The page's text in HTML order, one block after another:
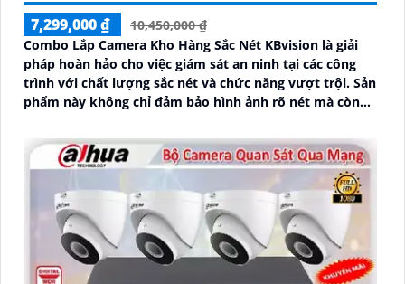
7,299,000 ₫
10,450,000 ₫
Combo Lắp Camera Kho Hàng Sắc Nét KBvision là giải
pháp hoàn hảo cho việc giám sát an ninh tại các công
trình với chất lượng sắc nét và chức năng vượt trội. Sản
phẩm này không chỉ đảm bảo hình ảnh rõ nét mà còn
sát một cách toàn diện và chính xác hơn